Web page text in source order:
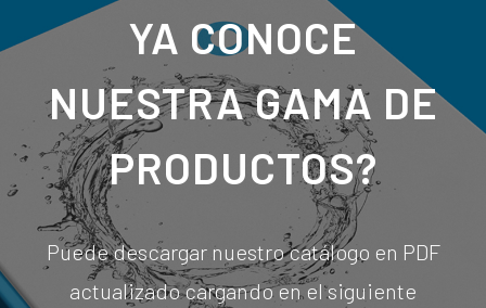
YA CONOCE
NUESTRA GAMA DE
PRODUCTOS?
Puede descargar nuestro catálogo en PDF
actualizado cargando en el siguiente